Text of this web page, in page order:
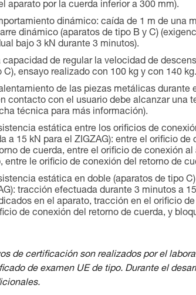
aparato por la cuerda inferior a 300 mm).
dinámico: caída de 1 m de una
dinámico (aparatos de tipo B y C)
bajo 3 kN durante 3 minutos).
de regular la velocidad de
C), ensayo realizado con 100 kg y con 140 kg.
de las piezas metálicas durante
contacto con el usuario debe alcanzar una
técnica para más información).
estática entre los orificios de
a 15 kN para el ZIGZAG): entre el orificio
de cuerda, entre el orificio de conexión
entre le orificio de conexión del retorno de
estática en doble (aparatos de tipo
tracción efectuada durante 3 minutos a
en el aparato, tracción en el orificio
de conexión del retorno de cuerda, y
de certificación son realizados por el
de examen UE de tipo. Durante el